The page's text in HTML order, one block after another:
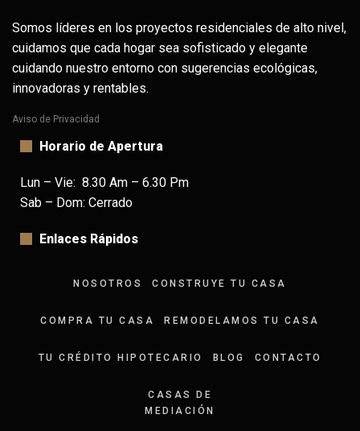
Somos líderes en los proyectos residenciales de alto nivel,
cuidamos que cada hogar sea sofisticado y elegante
cuidando nuestro entorno con sugerencias ecológicas,
innovadoras y rentables.
Aviso de Privacidad
Horario de Apertura
Lun – Vie: 8.30 Am – 6.30 Pm
Sab – Dom: Cerrado
Enlaces Rápidos
NOSOTROS CONSTRUYE TU CASA
COMPRA TU CASA REMODELAMOS TU CASA
TU CRÉDITO HIPOTECARIO BLOG CONTACTO
CASAS DE
MEDIACIÓN